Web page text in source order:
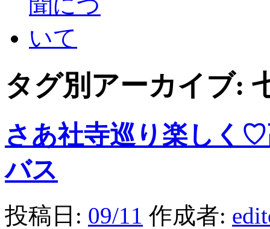
タグ別アーカイブ:
さあ社寺巡り楽しく
バス
投稿日: 09/11 作成者: